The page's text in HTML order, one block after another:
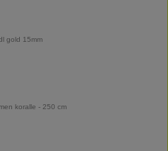
gold 15mm
koralle - 250 cm